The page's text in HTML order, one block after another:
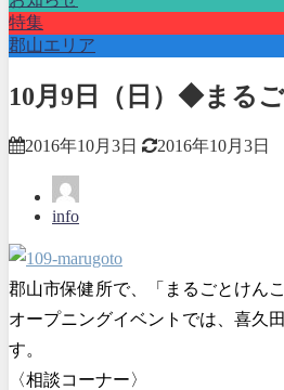
特集
郡山エリア
10月9日（日）◆まる
2016年10月3日 2016年10月3日
info
郡山市保健所で、「まるごとけん
オープニングイベントでは、喜久
す。
〈相談コーナー〉